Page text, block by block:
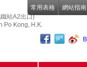
站A2出口)
Po Kong, H.K.
常用表格 網站指南